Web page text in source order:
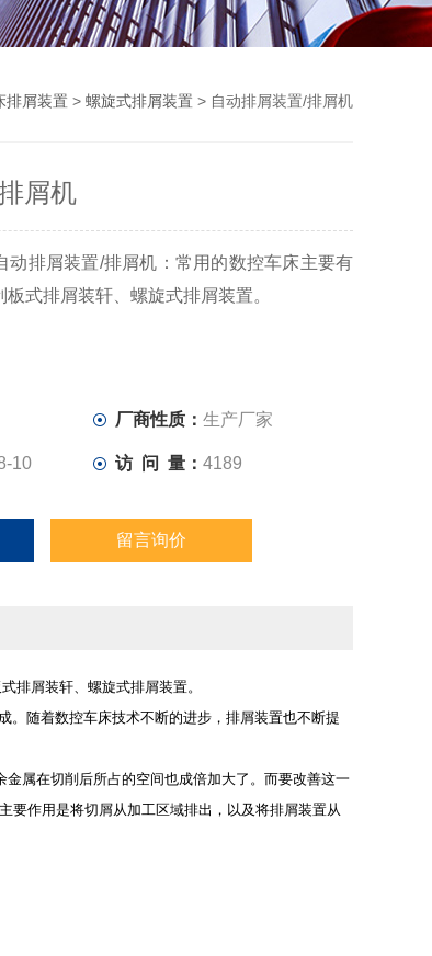
排屑装置 > 螺旋式排屑装置 > 自动排屑装置/排屑机
屑机
动排屑装置/排屑机：常用的数控车床主要有
式排屑装轩、螺旋式排屑装置。
厂商性质： 生产厂家
10 访 问 量： 4189
留言询价
排屑装轩、螺旋式排屑装置。
。随着数控车床技术不断的进步，排屑装置也不断提
属在切削后所占的空间也成倍加大了。而要改善这一
要作用是将切屑从加工区域排出，以及将排屑装置从